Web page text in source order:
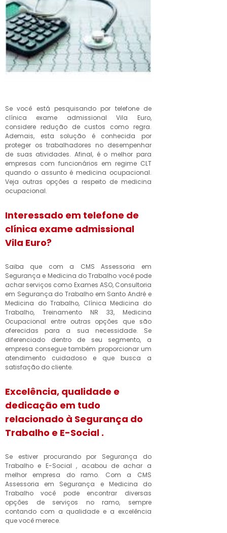
Se você está pesquisando por telefone de
clínica exame admissional Vila Euro,
considere redução de custos como regra.
Ademais, esta solução é conhecida por
proteger os trabalhadores no desempenhar
de suas atividades. Afinal, é o melhor para
empresas com funcionários em regime CLT
quando o assunto é medicina ocupacional.
Veja outras opções a respeito de medicina
ocupacional.
Interessado em telefone de
clínica exame admissional
Vila Euro?
Saiba que com a CMS Assessoria em
Segurança e Medicina do Trabalho você pode
achar serviços como Exames ASO, Consultoria
em Segurança do Trabalho em Santo André e
Medicina do Trabalho, Clínica Medicina do
Trabalho, Treinamento NR 33, Medicina
Ocupacional entre outras opções que são
oferecidas para a sua necessidade. Se
diferenciado dentro de seu segmento, a
empresa consegue também proporcionar um
atendimento cuidadoso e que busca a
satisfação do cliente.
Excelência, qualidade e
dedicação em tudo
relacionado à Segurança do
Trabalho e E-Social .
Se estiver procurando por Segurança do
Trabalho e E-Social , acabou de achar a
melhor empresa do ramo. Com a CMS
Assessoria em Segurança e Medicina do
Trabalho você pode encontrar diversas
opções de serviços no ramo, sempre
contando com a qualidade e a excelência
que você merece.